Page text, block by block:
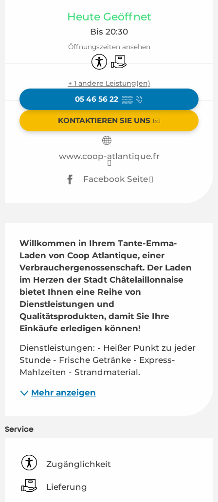
Heute Geöffnet
Bis 20:30
Öffnungszeiten ansehen
Zugänglichkeit
Lieferung
+ 1 andere Leistung(en)
05 46 56 22 ▒▒
KONTAKTIEREN SIE UNS
www.coop-atlantique.fr
Facebook Seite
Willkommen in Ihrem Tante-Emma-
Laden von Coop Atlantique, einer
Verbrauchergenossenschaft. Der Laden
im Herzen der Stadt Châtelaillonnaise
bietet Ihnen eine Reihe von
Dienstleistungen und
Qualitätsprodukten, damit Sie Ihre
Einkäufe erledigen können!
Dienstleistungen: - Heißer Punkt zu jeder
Stunde - Frische Getränke - Express-
Mahlzeiten - Strandmaterial.
Mehr anzeigen
Service
Zugänglichkeit
Lieferung